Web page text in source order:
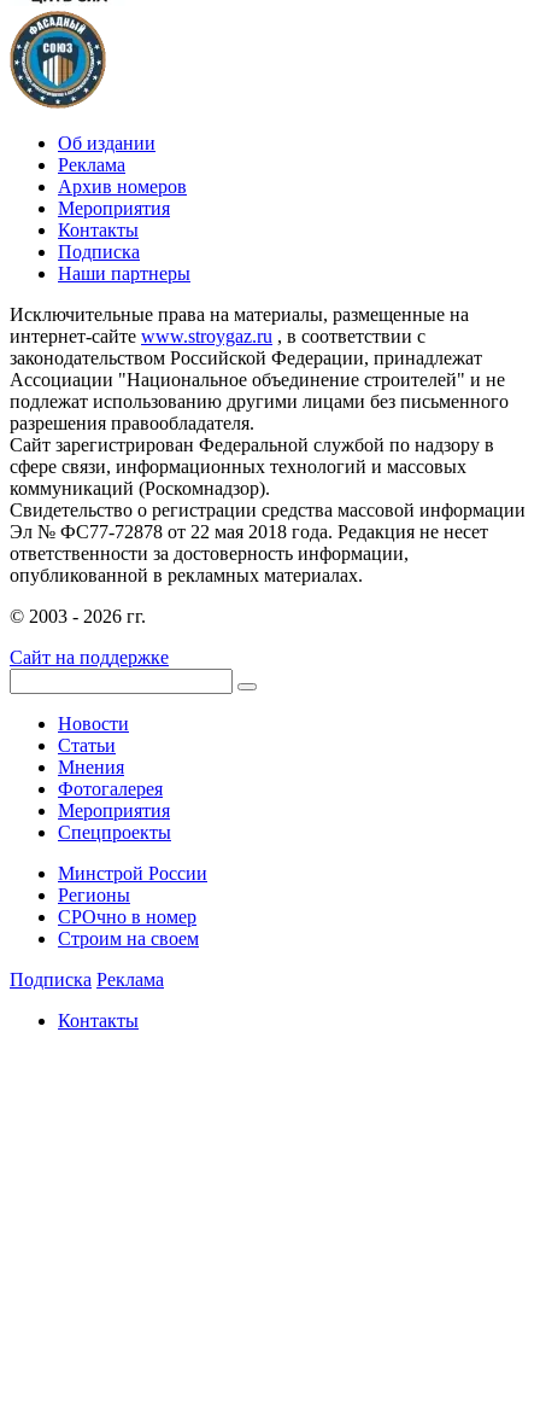
Об издании
Реклама
Архив номеров
Мероприятия
Контакты
Подписка
Наши партнеры
Исключительные права на материалы, размещенные на
интернет-сайте www.stroygaz.ru , в соответствии с
законодательством Российской Федерации, принадлежат
Ассоциации "Национальное объединение строителей" и не
подлежат использованию другими лицами без письменного
разрешения правообладателя.
Сайт зарегистрирован Федеральной службой по надзору в
сфере связи, информационных технологий и массовых
коммуникаций (Роскомнадзор).
Свидетельство о регистрации средства массовой информации
Эл № ФС77-72878 от 22 мая 2018 года. Редакция не несет
ответственности за достоверность информации,
опубликованной в рекламных материалах.
© 2003 - 2026 гг.
Сайт на поддержке
Новости
Статьи
Мнения
Фотогалерея
Мероприятия
Спецпроекты
Минстрой России
Регионы
СРОчно в номер
Строим на своем
Подписка Реклама
Контакты